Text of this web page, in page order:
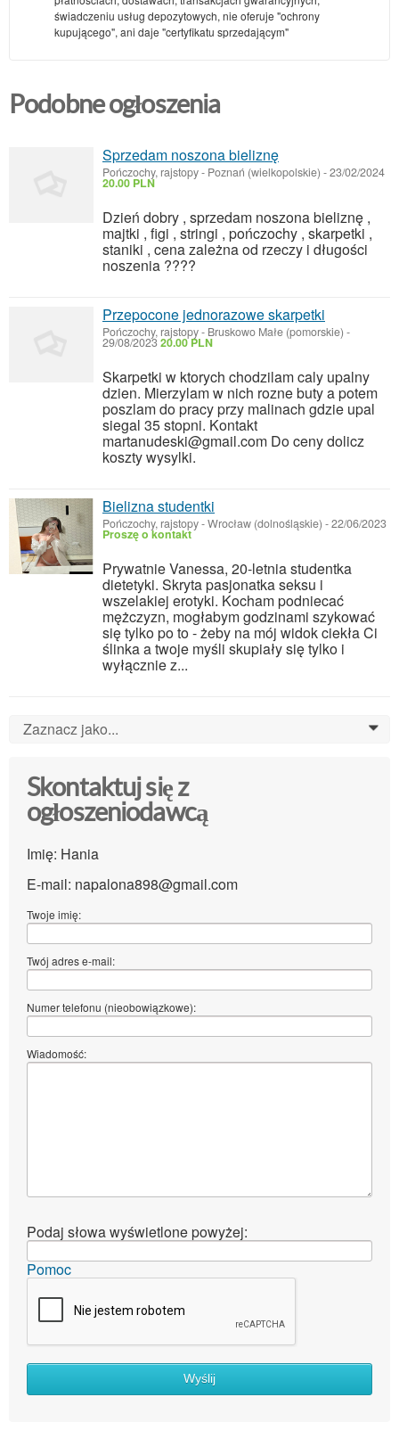
świadczeniu usług depozytowych, nie oferuje "ochrony
kupującego", ani daje "certyfikatu sprzedającym"
Podobne ogłoszenia
Sprzedam noszona bieliznę
Pończochy, rajstopy- Poznań (wielkopolskie) -23/02/2024
20.00 PLN
Dzień dobry , sprzedam noszona bieliznę ,
majtki , figi , stringi , pończochy , skarpetki ,
staniki , cena zależna od rzeczy i długości
noszenia ????
Przepocone jednorazowe skarpetki
Pończochy, rajstopy- Bruskowo Małe (pomorskie) -
29/08/202320.00 PLN
Skarpetki w ktorych chodzilam caly upalny
dzien. Mierzylam w nich rozne buty a potem
poszlam do pracy przy malinach gdzie upal
siegal 35 stopni. Kontakt
martanudeski@gmail.com Do ceny dolicz
koszty wysylki.
Bielizna studentki
Pończochy, rajstopy-Wrocław (dolnośląskie) -22/06/2023
Proszę o kontakt
Prywatnie Vanessa, 20-letnia studentka
dietetyki. Skryta pasjonatka seksu i
wszelakiej erotyki. Kocham podniecać
mężczyzn, mogłabym godzinami szykować
się tylko po to - żeby na mój widok ciekła Ci
ślinka a twoje myśli skupiały się tylko i
wyłącznie z...
Zaznacz jako... 0
Skontaktuj się z
ogłoszeniodawcą
Imię: Hania
E-mail: napalona898@gmail.com
Twoje imię:
Twój adres e-mail:
Numer telefonu (nieobowiązkowe):
Wiadomość:
Podaj słowa wyświetlone powyżej:
Pomoc
Wyślij